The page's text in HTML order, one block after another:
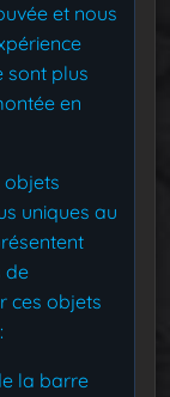
et nous
sont plus
en
objets
uniques au
de
ces objets
la barre